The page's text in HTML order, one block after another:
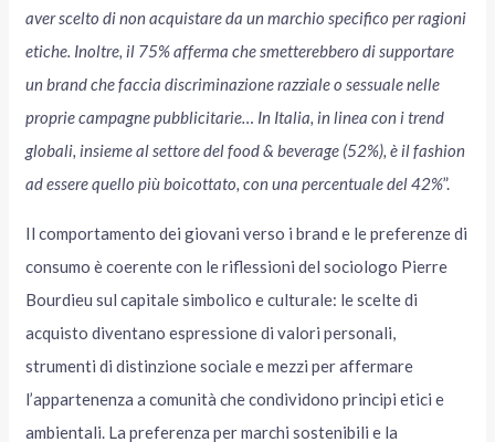
aver scelto di non acquistare da un marchio specifico per ragioni
etiche. Inoltre, il 75% afferma che smetterebbero di supportare
un brand che faccia discriminazione razziale o sessuale nelle
proprie campagne pubblicitarie… In Italia, in linea con i trend
globali, insieme al settore del food & beverage (52%), è il fashion
ad essere quello più boicottato, con una percentuale del 42%”.
Il comportamento dei giovani verso i brand e le preferenze di
consumo è coerente con le riflessioni del sociologo Pierre
Bourdieu sul capitale simbolico e culturale: le scelte di
acquisto diventano espressione di valori personali,
strumenti di distinzione sociale e mezzi per affermare
l’appartenenza a comunità che condividono principi etici e
ambientali. La preferenza per marchi sostenibili e la